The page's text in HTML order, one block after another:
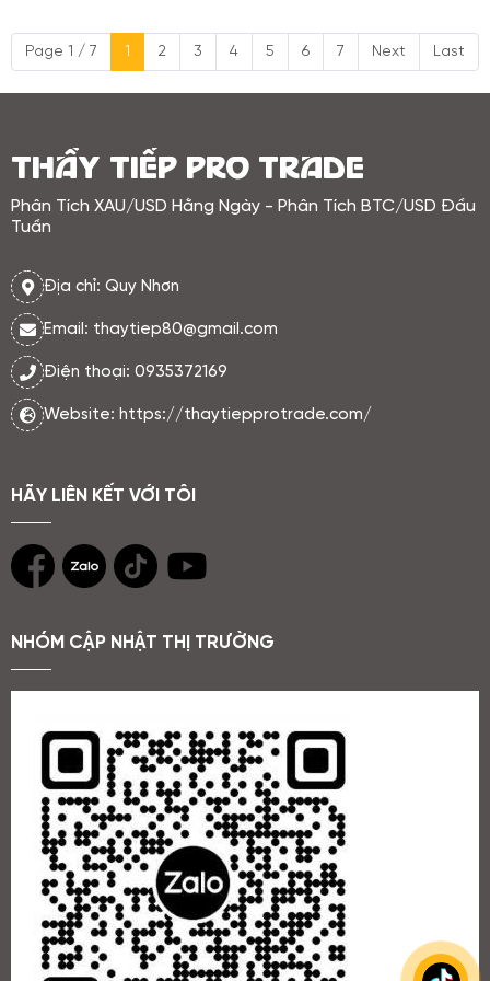
trữ Liên bang Mỹ (FED) chưa phát đi
tín hiệu rõ ràng về việc hạ lãi suất.
Chính điều này khiến vàng gặp áp
Page 1 / 7 1 2 3 4 5 6 7 Next Last
THẦY TIẾP PRO TRADE
Phân Tích XAU/USD Hằng Ngày - Phân Tích BTC/USD Đầu
Tuần
Địa chỉ: Quy Nhơn
Email: thaytiep80@gmail.com
Điện thoại: 0935372169
Website: https://thaytiepprotrade.com/
HÃY LIÊN KẾT VỚI TÔI
NHÓM CẬP NHẬT THỊ TRƯỜNG